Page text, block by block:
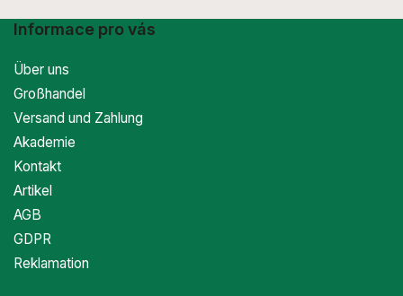
Informace pro vás
Über uns
Großhandel
Versand und Zahlung
Akademie
Kontakt
Artikel
AGB
GDPR
Reklamation